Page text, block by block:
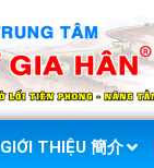
GIỚI THIỆU 簡介